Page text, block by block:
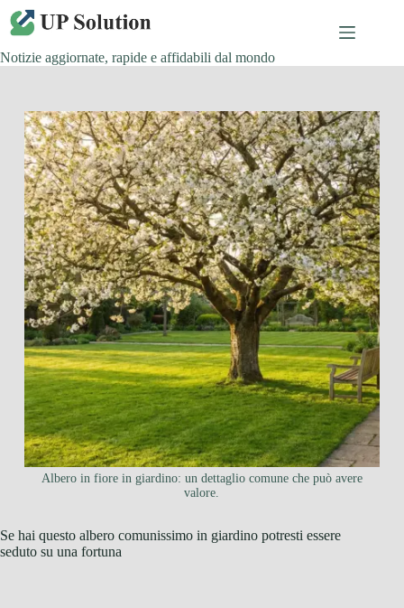
Salta
contenuto
Notizie aggiornate, rapide e affidabili dal mondo
Albero in fiore in giardino: un dettaglio comune che può avere
valore.
Se hai questo albero comunissimo in giardino potresti essere
seduto su una fortuna